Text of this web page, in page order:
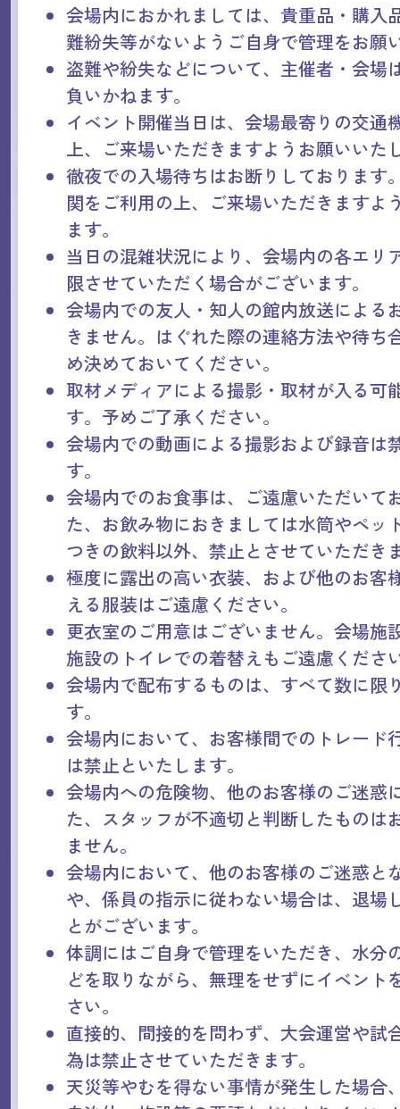
会場内におかれましては、貴重品・購入
難紛失等がないようご自身で管理をお願
盗難や紛失などについて、主催者・会場
負いかねます。
イベント開催当日は、会場最寄りの交通
上、ご来場いただきますようお願いいた
徹夜での入場待ちはお断りしております
関をご利用の上、ご来場いただきますよ
ます。
当日の混雑状況により、会場内の各エリ
限させていただく場合がございます。
会場内での友人・知人の館内放送による
きません。はぐれた際の連絡方法や待ち
め決めておいてください。
取材メディアによる撮影・取材が入る可
す。予めご了承ください。
会場内での動画による撮影および録音は
す。
会場内でのお食事は、ご遠慮いただいて
た、お飲み物におきましては水筒やペッ
つきの飲料以外、禁止とさせていただき
極度に露出の高い衣装、および他のお客
える服装はご遠慮ください。
更衣室のご用意はございません。会場施
施設のトイレでの着替えもご遠慮くださ
会場内で配布するものは、すべて数に限
す。
会場内において、お客様間でのトレード
は禁止といたします。
会場内への危険物、他のお客様のご迷惑
た、スタッフが不適切と判断したものは
ません。
会場内において、他のお客様のご迷惑と
や、係員の指示に従わない場合は、退場
とがございます。
体調にはご自身で管理をいただき、水分
どを取りながら、無理をせずにイベント
さい。
直接的、間接的を問わず、大会運営や試
為は禁止させていただきます。
天災等やむを得ない事情が発生した場合